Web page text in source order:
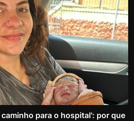
para o hospital': por que